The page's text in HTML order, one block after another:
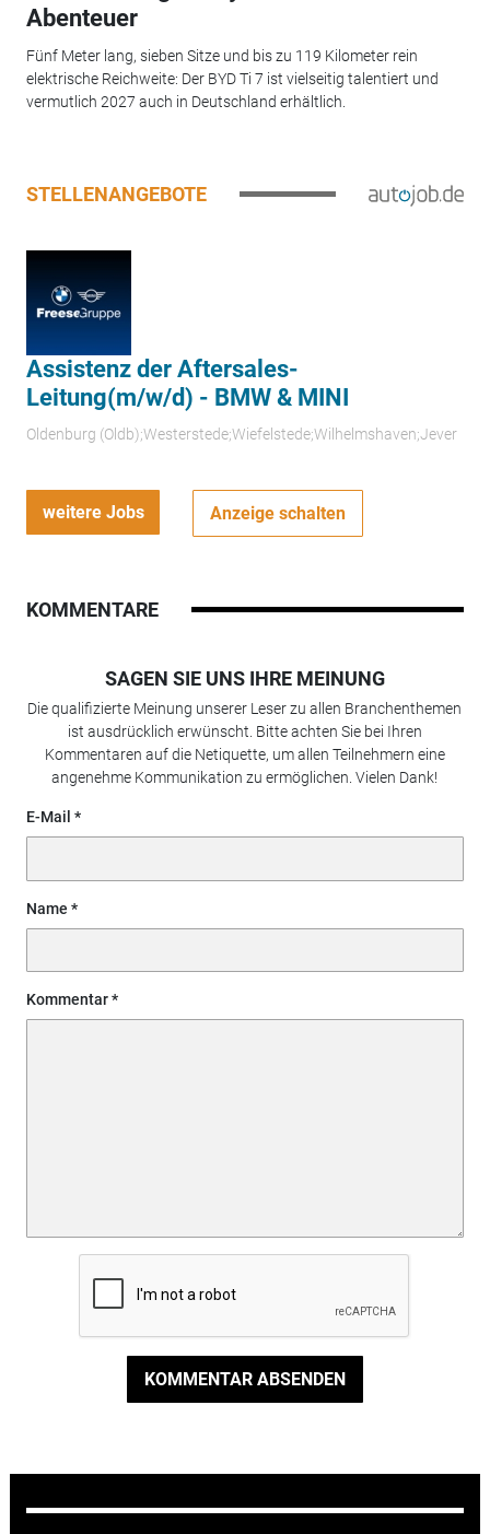
Abenteuer
Fünf Meter lang, sieben Sitze und bis zu 119 Kilometer rein
elektrische Reichweite: Der BYD Ti 7 ist vielseitig talentiert und
vermutlich 2027 auch in Deutschland erhältlich.
STELLENANGEBOTE
Assistenz der Aftersales-
Leitung(m/w/d) - BMW & MINI
Oldenburg (Oldb);Westerstede;Wiefelstede;Wilhelmshaven;Jever
weitere Jobs Anzeige schalten
KOMMENTARE
SAGEN SIE UNS IHRE MEINUNG
Die qualifizierte Meinung unserer Leser zu allen Branchenthemen
ist ausdrücklich erwünscht. Bitte achten Sie bei Ihren
Kommentaren auf die Netiquette, um allen Teilnehmern eine
angenehme Kommunikation zu ermöglichen. Vielen Dank!
E-Mail
Name
Kommentar
KOMMENTAR ABSENDEN